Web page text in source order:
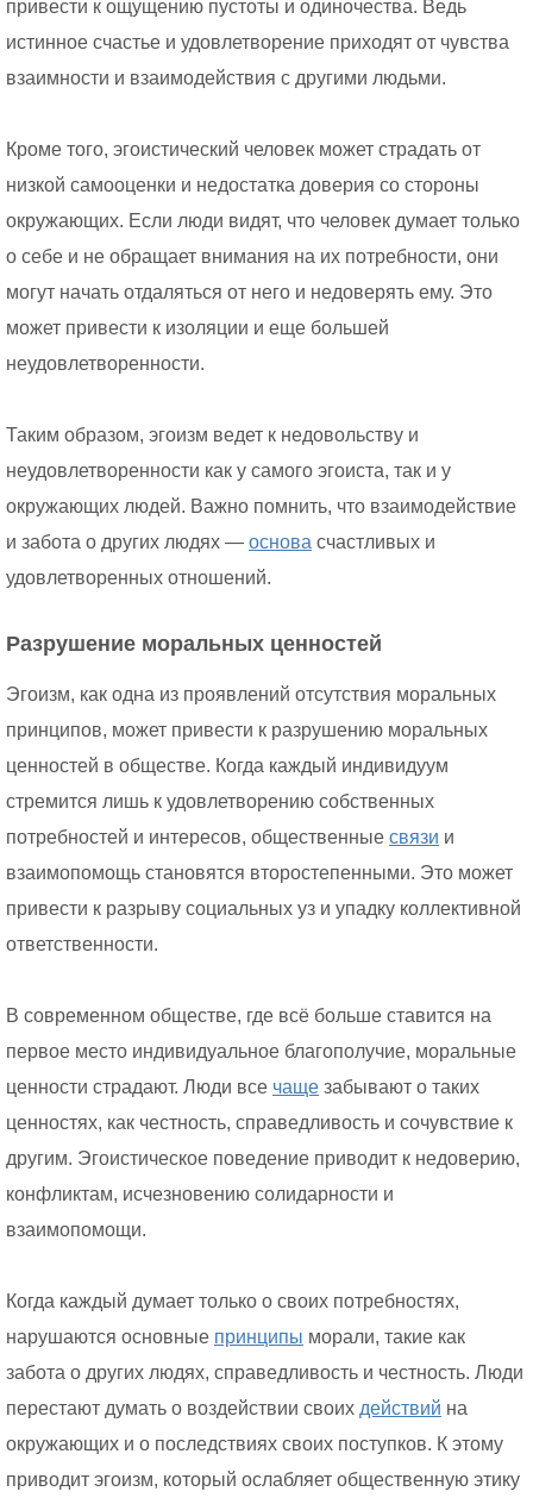
привести к ощущению пустоты и одиночества. Ведь
истинное счастье и удовлетворение приходят от чувства
взаимности и взаимодействия с другими людьми.
Кроме того, эгоистический человек может страдать от
низкой самооценки и недостатка доверия со стороны
окружающих. Если люди видят, что человек думает только
о себе и не обращает внимания на их потребности, они
могут начать отдаляться от него и недоверять ему. Это
может привести к изоляции и еще большей
неудовлетворенности.
Таким образом, эгоизм ведет к недовольству и
неудовлетворенности как у самого эгоиста, так и у
окружающих людей. Важно помнить, что взаимодействие
и забота о других людях — основа счастливых и
удовлетворенных отношений.
Разрушение моральных ценностей
Эгоизм, как одна из проявлений отсутствия моральных
принципов, может привести к разрушению моральных
ценностей в обществе. Когда каждый индивидуум
стремится лишь к удовлетворению собственных
потребностей и интересов, общественные связи и
взаимопомощь становятся второстепенными. Это может
привести к разрыву социальных уз и упадку коллективной
ответственности.
В современном обществе, где всё больше ставится на
первое место индивидуальное благополучие, моральные
ценности страдают. Люди все чаще забывают о таких
ценностях, как честность, справедливость и сочувствие к
другим. Эгоистическое поведение приводит к недоверию,
конфликтам, исчезновению солидарности и
взаимопомощи.
Когда каждый думает только о своих потребностях,
нарушаются основные принципы морали, такие как
забота о других людях, справедливость и честность. Люди
перестают думать о воздействии своих действий на
окружающих и о последствиях своих поступков. К этому
приводит эгоизм, который ослабляет общественную этику